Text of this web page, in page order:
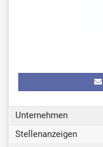
Unternehmen
Stellenanzeigen